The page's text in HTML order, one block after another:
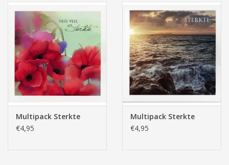
Multipack Sterkte
€4,95
Multipack Sterkte
€4,95